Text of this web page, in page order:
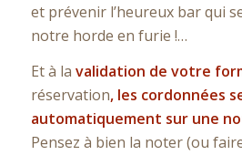
et prévenir l’heureux bar qui
notre horde en furie !…
Et à la validation de votre
réservation, les cordonnées
automatiquement sur une
Pensez à bien la noter (ou